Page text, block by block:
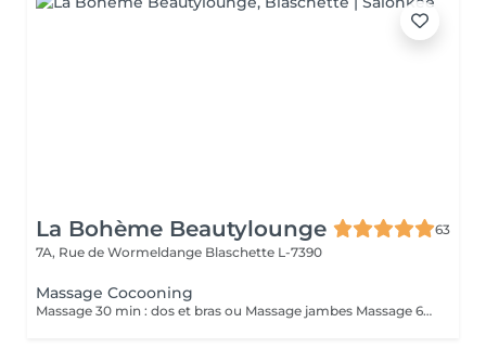
La Bohème Beautylounge
63
7A, Rue de Wormeldange Blaschette L-7390
Massage Cocooning
Massage 30 min : dos et bras ou Massage jambes Massage 60 min dos, bras, jambes *Durée incluant préparation du client et fin de séance ( 10/15 min)*